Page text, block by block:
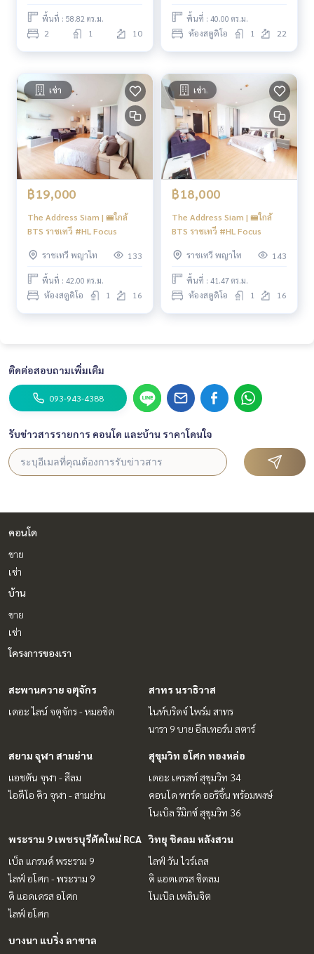
พื้นที่ : 58.82 ตร.ม.
2 1 10
พื้นที่ : 40.00 ตร.ม.
ห้องสตูดิโอ 1 22
เช่า
฿19,000
The Address Siam | 🚝ใกล้
BTS ราชเทวี #HL Focus
ราชเทวี พญาไท 133
พื้นที่ : 42.00 ตร.ม.
ห้องสตูดิโอ 1 16
เช่า
฿18,000
The Address Siam | 🚝ใกล้
BTS ราชเทวี #HL Focus
ราชเทวี พญาไท 143
พื้นที่ : 41.47 ตร.ม.
ห้องสตูดิโอ 1 16
ติดต่อสอบถามเพิ่มเติม
093-943-4388
รับข่าวสารรายการ คอนโด และบ้าน ราคาโดนใจ
คอนโด
ขาย
เช่า
บ้าน
ขาย
เช่า
โครงการของเรา
สะพานควาย จตุจักร
เดอะ ไลน์ จตุจักร - หมอชิต
สาทร นราธิวาส
ไนท์บริดจ์ ไพร์ม สาทร
นารา 9 บาย อีสเทอร์น สตาร์
สยาม จุฬา สามย่าน
แอชตัน จุฬา - สีลม
ไอดีโอ คิว จุฬา - สามย่าน
สุขุมวิท อโศก ทองหล่อ
เดอะ เครสท์ สุขุมวิท 34
คอนโด พาร์ค ออริจิ้น พร้อมพงษ์
โนเบิล รีมิกซ์ สุขุมวิท 36
พระราม 9 เพชรบุรีตัดใหม่ RCA
เบ็ล แกรนด์ พระราม 9
ไลฟ์ อโศก - พระราม 9
ดิ แอดเดรส อโศก
ไลฟ์ อโศก
วิทยุ ชิดลม หลังสวน
ไลฟ์ วัน ไวร์เลส
ดิ แอดเดรส ชิดลม
โนเบิล เพลินจิต
บางนา แบริ่ง ลาซาล